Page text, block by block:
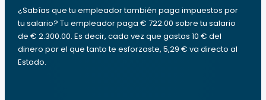
¿Sabías que tu empleador también paga impuestos por
tu salario? Tu empleador paga € 722.00 sobre tu salario
de € 2.300.00. Es decir, cada vez que gastas 10 € del
dinero por el que tanto te esforzaste, 5,29 € va directo al
Estado.